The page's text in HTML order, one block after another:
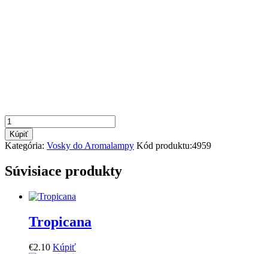
množstvo
Kurkuma
latté
Kúpiť
Kategória: Vosky do Aromalampy Kód produktu:4959
Súvisiace produkty
Tropicana
€2.10 Kúpiť